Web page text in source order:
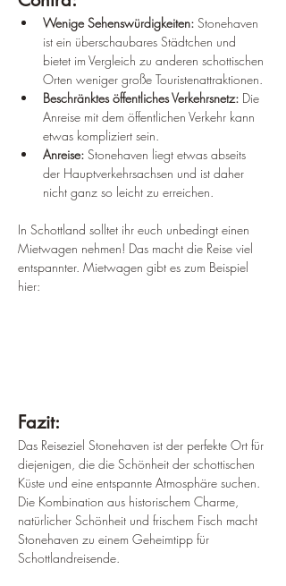
Wenige Sehenswürdigkeiten: Stonehaven
ist ein überschaubares Städtchen und
bietet im Vergleich zu anderen schottischen
Orten weniger große Touristenattraktionen.
Beschränktes öffentliches Verkehrsnetz: Die
Anreise mit dem öffentlichen Verkehr kann
etwas kompliziert sein.
Anreise: Stonehaven liegt etwas abseits
der Hauptverkehrsachsen und ist daher
nicht ganz so leicht zu erreichen.
In Schottland solltet ihr euch unbedingt einen
Mietwagen nehmen! Das macht die Reise viel
entspannter. Mietwagen gibt es zum Beispiel
hier:
Fazit:
Das Reiseziel Stonehaven ist der perfekte Ort für
diejenigen, die die Schönheit der schottischen
Küste und eine entspannte Atmosphäre suchen.
Die Kombination aus historischem Charme,
natürlicher Schönheit und frischem Fisch macht
Stonehaven zu einem Geheimtipp für
Schottlandreisende.